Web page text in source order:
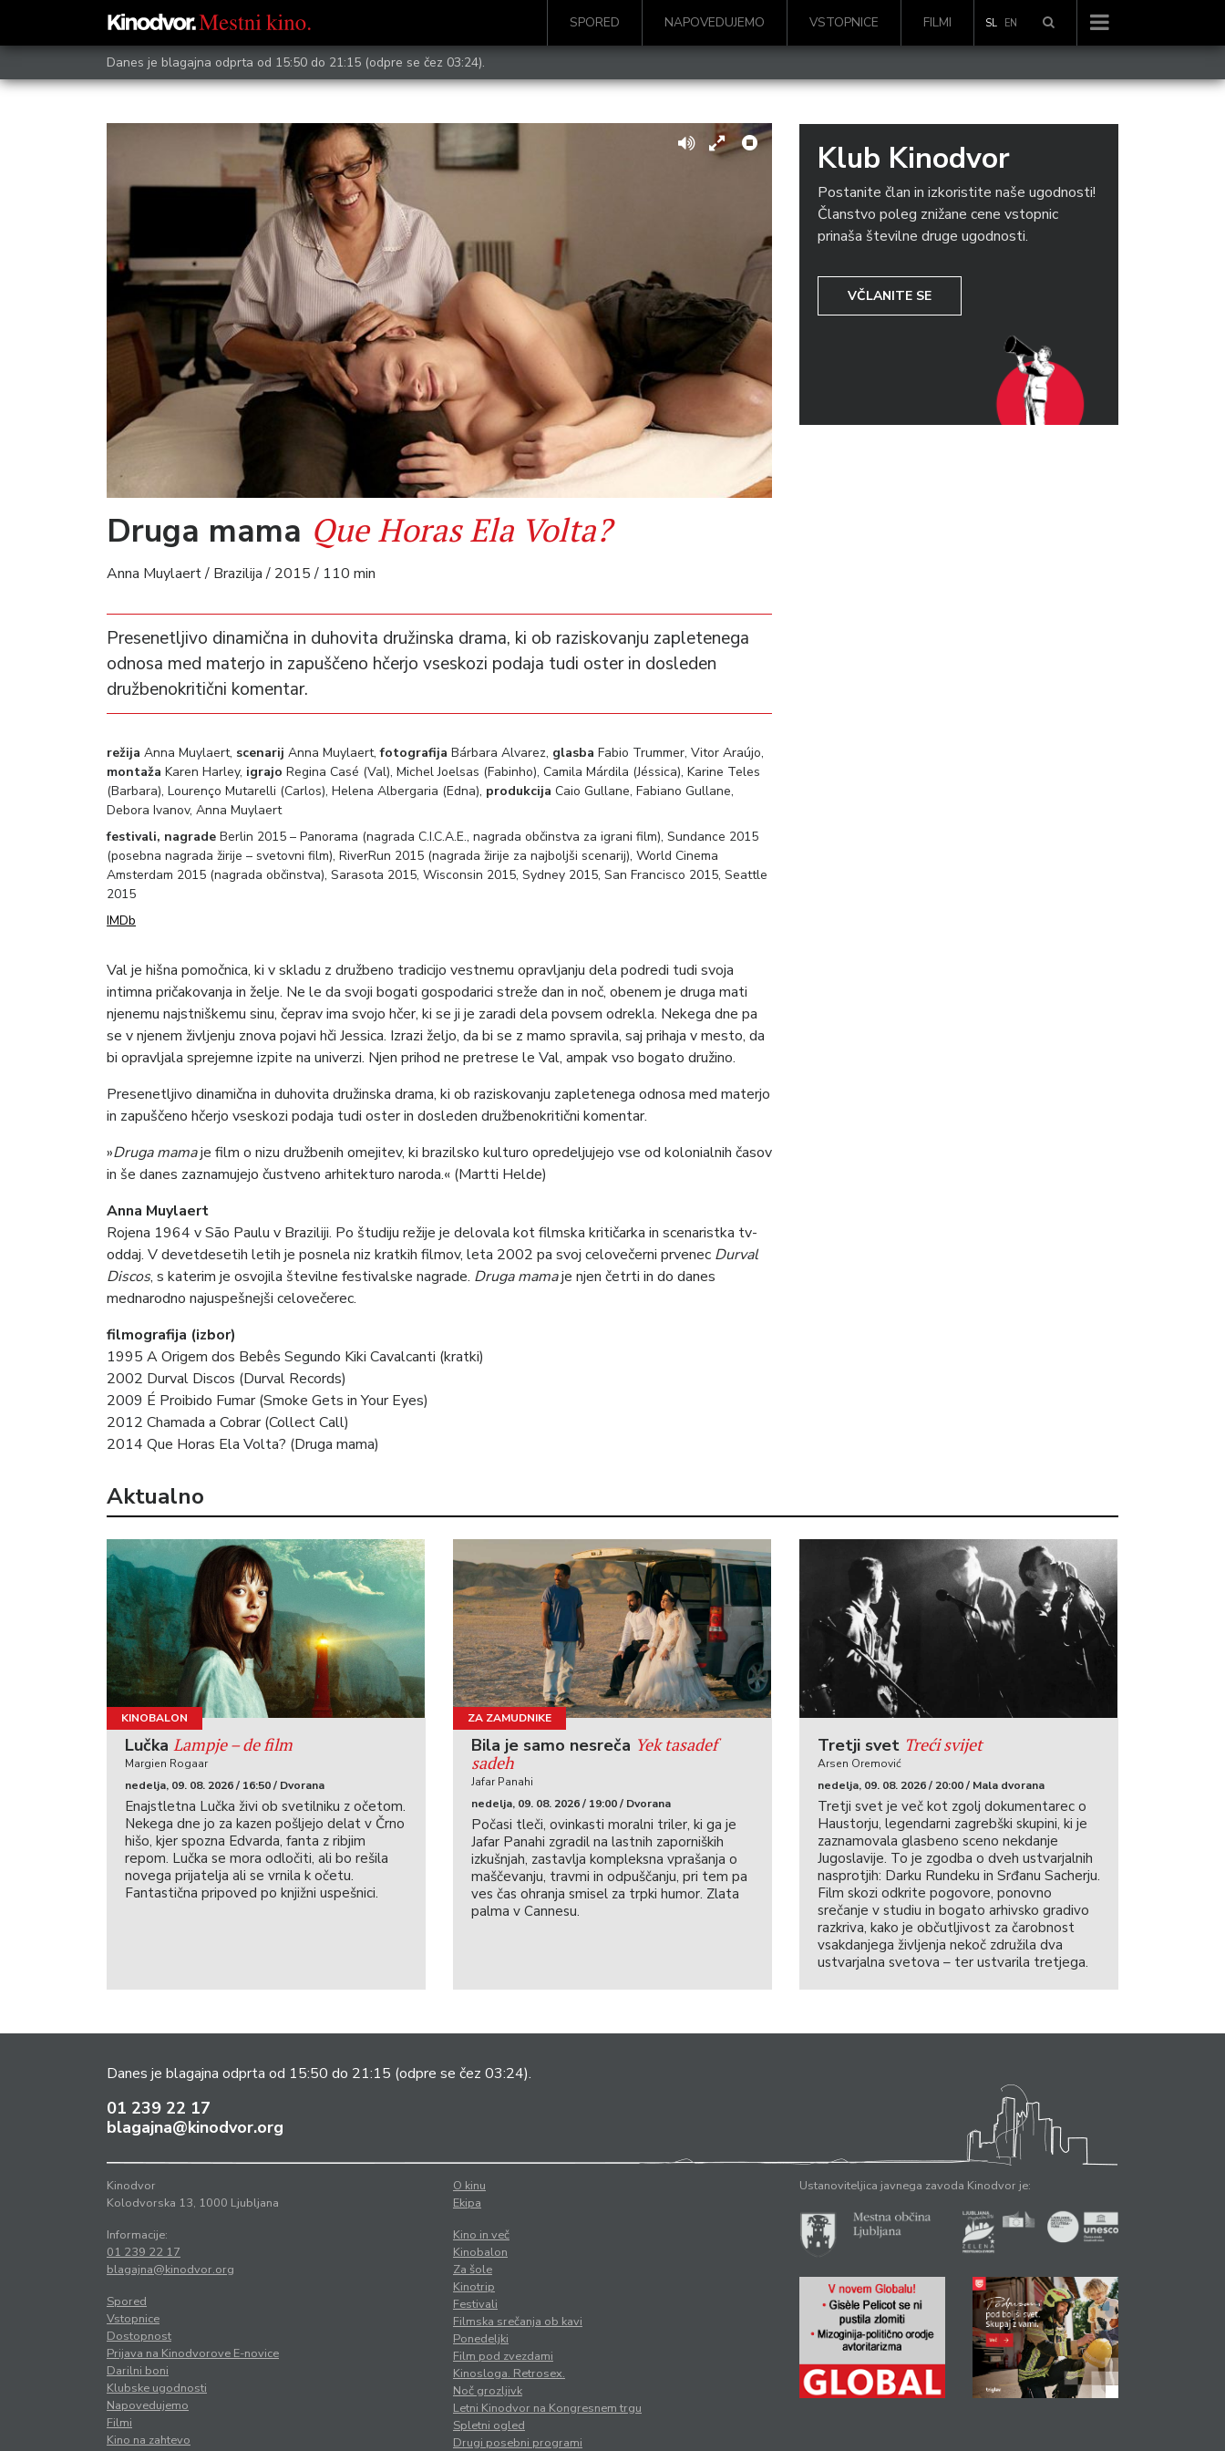
SPORED NAPOVEDUJEMO VSTOPNICE FILMI SL EN
Danes je blagajna odprta od 15:50 do 21:15 (odpre se čez 03:24).
Druga mama Que Horas Ela Volta?
Anna Muylaert / Brazilija / 2015 / 110 min
Presenetljivo dinamična in duhovita družinska drama, ki ob raziskovanju zapletenega
odnosa med materjo in zapuščeno hčerjo vseskozi podaja tudi oster in dosleden
družbenokritični komentar.
režija Anna Muylaert, scenarij Anna Muylaert,fotografija Bárbara Alvarez, glasba Fabio Trummer, Vitor Araújo,
montaža Karen Harley, igrajo Regina Casé (Val), Michel Joelsas (Fabinho), Camila Márdila (Jéssica), Karine Teles
(Barbara), Lourenço Mutarelli (Carlos), Helena Albergaria (Edna), produkcija Caio Gullane, Fabiano Gullane,
Debora Ivanov, Anna Muylaert
festivali, nagrade Berlin 2015 – Panorama (nagrada C.I.C.A.E., nagrada občinstva za igrani film), Sundance 2015
(posebna nagrada žirije – svetovni film), RiverRun 2015 (nagrada žirije za najboljši scenarij), World Cinema
Amsterdam 2015 (nagrada občinstva), Sarasota 2015, Wisconsin 2015, Sydney 2015, San Francisco 2015, Seattle
2015
IMDb
Val je hišna pomočnica, ki v skladu z družbeno tradicijo vestnemu opravljanju dela podredi tudi svoja
intimna pričakovanja in želje. Ne le da svoji bogati gospodarici streže dan in noč, obenem je druga mati
njenemu najstniškemu sinu, čeprav ima svojo hčer, ki se ji je zaradi dela povsem odrekla. Nekega dne pa
se v njenem življenju znova pojavi hči Jessica. Izrazi željo, da bi se z mamo spravila, saj prihaja v mesto, da
bi opravljala sprejemne izpite na univerzi. Njen prihod ne pretrese le Val, ampak vso bogato družino.
Presenetljivo dinamična in duhovita družinska drama, ki ob raziskovanju zapletenega odnosa med materjo
in zapuščeno hčerjo vseskozi podaja tudi oster in dosleden družbenokritični komentar.
»Druga mamaje film o nizu družbenih omejitev, ki brazilsko kulturo opredeljujejo vse od kolonialnih časov
in še danes zaznamujejo čustveno arhitekturo naroda.« (Martti Helde)
Anna Muylaert
Rojena 1964 v São Paulu v Braziliji. Po študiju režije je delovala kot filmska kritičarka in scenaristka tv-
oddaj. V devetdesetih letih je posnela niz kratkih filmov, leta 2002 pa svoj celovečerni prvenec Durval
Discos, s katerim je osvojila številne festivalske nagrade. Druga mamaje njen četrti in do danes
mednarodno najuspešnejši celovečerec.
filmografija (izbor)
1995 A Origem dos Bebês Segundo Kiki Cavalcanti (kratki)
2002 Durval Discos (Durval Records)
2009 É Proibido Fumar (Smoke Gets in Your Eyes)
2012 Chamada a Cobrar (Collect Call)
2014 Que Horas Ela Volta? (Druga mama)
Klub Kinodvor
Postanite član in izkoristite naše ugodnosti!
Članstvo poleg znižane cene vstopnic
prinaša številne druge ugodnosti.
VČLANITE SE
Aktualno
KINOBALON
Lučka Lampje – de film
Margien Rogaar
nedelja, 09. 08. 2026 / 16:50 / Dvorana
Enajstletna Lučka živi ob svetilniku z očetom.
Nekega dne jo za kazen pošljejo delat v Črno
hišo, kjer spozna Edvarda, fanta z ribjim
repom. Lučka se mora odločiti, ali bo rešila
novega prijatelja ali se vrnila k očetu.
Fantastična pripoved po knjižni uspešnici.
ZA ZAMUDNIKE
Bila je samo nesreča Yek tasadef
sadeh
Jafar Panahi
nedelja, 09. 08. 2026 / 19:00 / Dvorana
Počasi tleči, ovinkasti moralni triler, ki ga je
Jafar Panahi zgradil na lastnih zaporniških
izkušnjah, zastavlja kompleksna vprašanja o
maščevanju, travmi in odpuščanju, pri tem pa
ves čas ohranja smisel za trpki humor. Zlata
palma v Cannesu.
Tretji svet Treći svijet
Arsen Oremović
nedelja, 09. 08. 2026 / 20:00 / Mala dvorana
Tretji svet je več kot zgolj dokumentarec o
Haustorju, legendarni zagrebški skupini, ki je
zaznamovala glasbeno sceno nekdanje
Jugoslavije. To je zgodba o dveh ustvarjalnih
nasprotjih: Darku Rundeku in Srđanu Sacherju.
Film skozi odkrite pogovore, ponovno
srečanje v studiu in bogato arhivsko gradivo
razkriva, kako je občutljivost za čarobnost
vsakdanjega življenja nekoč združila dva
ustvarjalna svetova – ter ustvarila tretjega.
Danes je blagajna odprta od 15:50 do 21:15 (odpre se čez 03:24).
01 239 22 17
blagajna@kinodvor.org
Kinodvor
Kolodvorska 13, 1000 Ljubljana
Informacije:
01 239 22 17
blagajna@kinodvor.org
Spored
Vstopnice
Dostopnost
Prijava na Kinodvorove E-novice
Darilni boni
Klubske ugodnosti
Napovedujemo
Filmi
Kino na zahtevo
O kinu
Ekipa
Kino in več
Kinobalon
Za šole
Kinotrip
Festivali
Filmska srečanja ob kavi
Ponedeljki
Film pod zvezdami
Kinosloga. Retrosex.
Noč grozljivk
Letni Kinodvor na Kongresnem trgu
Spletni ogled
Drugi posebni programi
Ustanoviteljica javnega zavoda Kinodvor je: